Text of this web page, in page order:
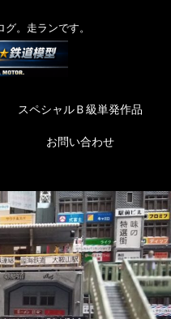
。走ランです。
スペシャルＢ級単発作品
お問い合わせ